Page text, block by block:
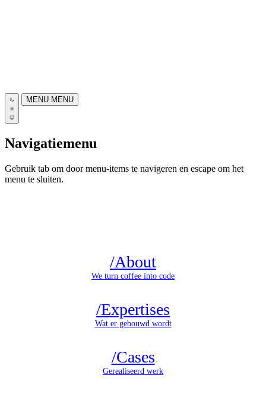
MENU MENU
Navigatiemenu
Gebruik tab om door menu-items te navigeren en escape om het
menu te sluiten.
/About
We turn coffee into code
/Expertises
Wat er gebouwd wordt
/Cases
Gerealiseerd werk